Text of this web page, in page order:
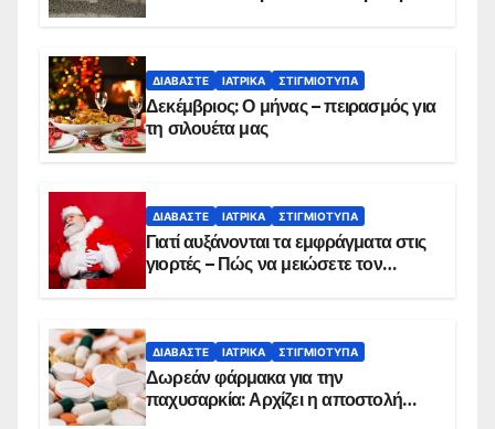
ΔΙΑΒΆΣΤΕ ΙΑΤΡΙΚΆ ΣΤΙΓΜΙΌΤΥΠΑ
Δεκέμβριος: Ο μήνας – πειρασμός για
τη σιλουέτα μας
ΔΙΑΒΆΣΤΕ ΙΑΤΡΙΚΆ ΣΤΙΓΜΙΌΤΥΠΑ
Γιατί αυξάνονται τα εμφράγματα στις
γιορτές – Πώς να μειώσετε τον
ΔΙΑΒΆΣΤΕ ΙΑΤΡΙΚΆ ΣΤΙΓΜΙΌΤΥΠΑ
Δωρεάν φάρμακα για την
παχυσαρκία: Αρχίζει η αποστολή